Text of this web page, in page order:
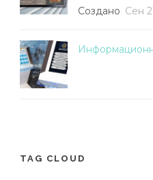
Создано Сен
TAG CLOUD